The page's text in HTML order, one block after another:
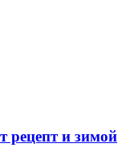
рецепт и зимой